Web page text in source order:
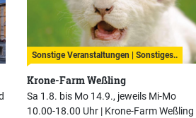
Sonstige Veranstaltungen | Sonstiges..
Krone-Farm Weßling
Sa 1.8. bis Mo 14.9., jeweils Mi-Mo
10.00-18.00 Uhr | Krone-Farm Weßling